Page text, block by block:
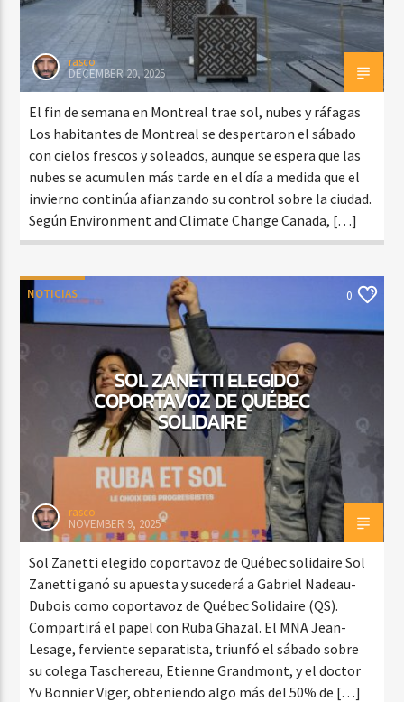
rasco
DECEMBER 20, 2025
El fin de semana en Montreal trae sol, nubes y ráfagas
Los habitantes de Montreal se despertaron el sábado
con cielos frescos y soleados, aunque se espera que las
nubes se acumulen más tarde en el día a medida que el
invierno continúa afianzando su control sobre la ciudad.
Según Environment and Climate Change Canada, […]
NOTICIAS 0
SOL ZANETTI ELEGIDO
COPORTAVOZ DE QUÉBEC
SOLIDAIRE
rasco
NOVEMBER 9, 2025
Sol Zanetti elegido coportavoz de Québec solidaire Sol
Zanetti ganó su apuesta y sucederá a Gabriel Nadeau-
Dubois como coportavoz de Québec Solidaire (QS).
Compartirá el papel con Ruba Ghazal. El MNA Jean-
Lesage, ferviente separatista, triunfó el sábado sobre
su colega Taschereau, Etienne Grandmont, y el doctor
Yv Bonnier Viger, obteniendo algo más del 50% de […]